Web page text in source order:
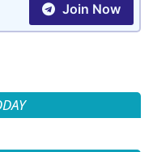
Join Now